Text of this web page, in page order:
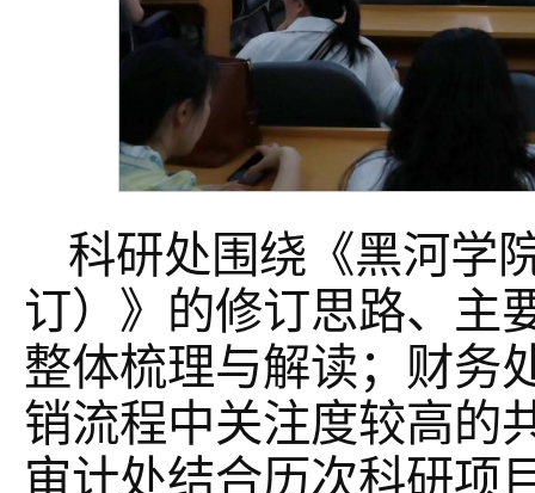
科研处围绕《黑河学
订）》的修订思路、主
整体梳理与解读；财务
销流程中关注度较高的
审计处结合历次科研项